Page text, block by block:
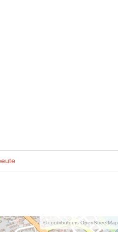
© contributeurs OpenStreetMap